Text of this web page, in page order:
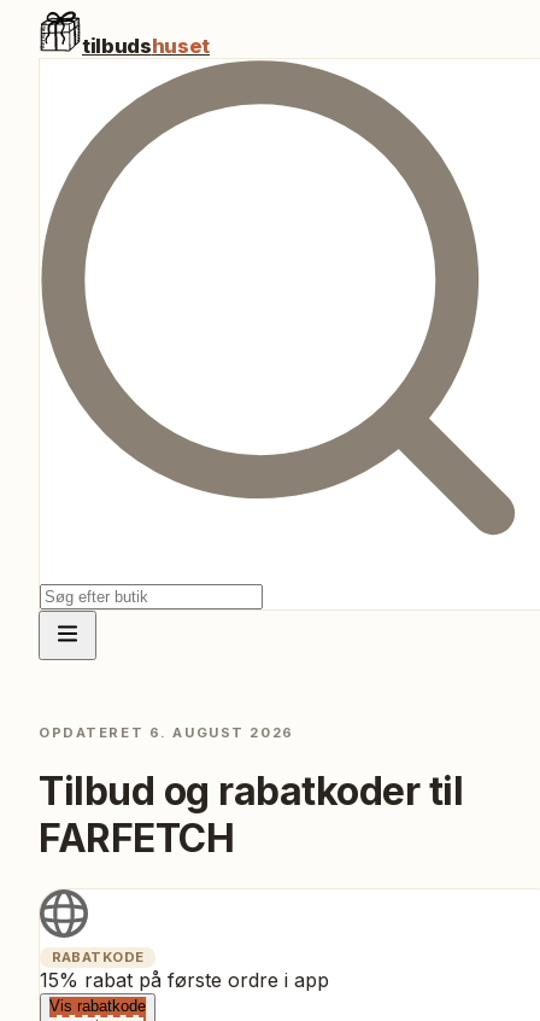
tilbudshuset
OPDATERET 6. AUGUST 2026
Tilbud og rabatkoder til
FARFETCH
RABATKODE
15% rabat på første ordre i app
Vis rabatkode